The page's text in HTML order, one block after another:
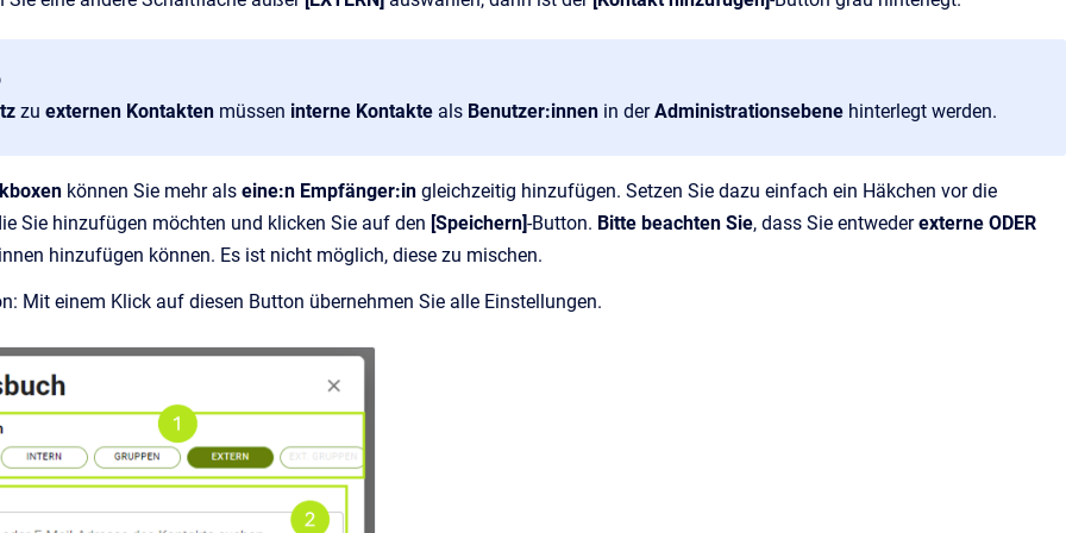
zu externen Kontakten müssen interne Kontakte als Benutzer:innen in derAdministrationsebene hinterlegt werden.
können Sie mehr als eine:n Empfänger:in gleichzeitig hinzufügen. Setzen Sie dazu einfach ein Häkchen vor die
Sie hinzufügen möchten und klicken Sie auf den [Speichern]-Button. Bitte beachten Sie, dass Sie entwederexterne ODER
hinzufügen können. Es ist nicht möglich, diese zu mischen.
Mit einem Klick auf diesen Button übernehmen Sie alle Einstellungen.